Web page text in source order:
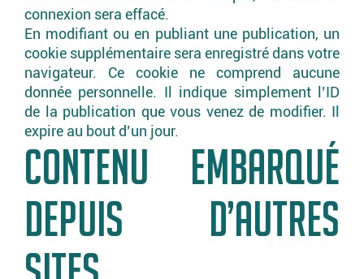
connexion sera effacé.
En modifiant ou en publiant une publication, un
cookie supplémentaire sera enregistré dans votre
navigateur. Ce cookie ne comprend aucune
donnée personnelle. Il indique simplement l’ID
de la publication que vous venez de modifier. Il
expire au bout d’un jour.
CONTENU EMBARQUÉ
DEPUIS D’AUTRES